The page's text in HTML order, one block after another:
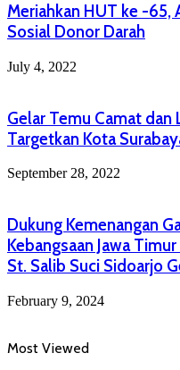
Meriahkan HUT ke -65,
Sosial Donor Darah
July 4, 2022
Gelar Temu Camat dan
Targetkan Kota
September 28, 2022
Dukung Kemenangan
Kebangsaan Jawa
St. Salib Suci Sidoarjo
February 9, 2024
Most Viewed